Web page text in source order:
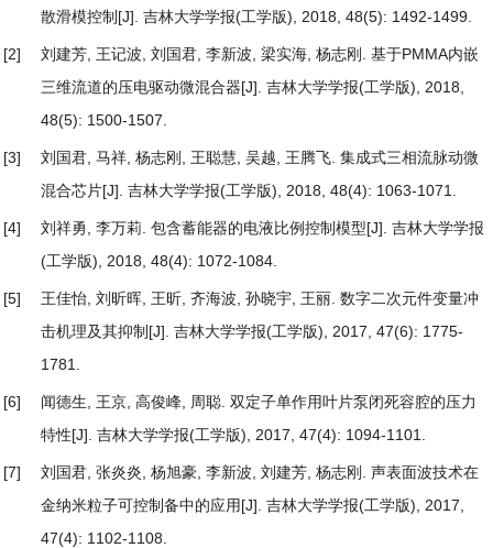
散滑模控制 [J]. 吉林大学学报(工学版), 2018, 48(5): 1492-1499.
[2] 刘建芳, 王记波, 刘国君, 李新波, 梁实海, 杨志刚. 基于PMMA内嵌
三维流道的压电驱动微混合器[J]. 吉林大学学报(工学版), 2018,
48(5): 1500-1507.
[3] 刘国君, 马祥, 杨志刚, 王聪慧, 吴越, 王腾飞. 集成式三相流脉动微
混合芯片[J]. 吉林大学学报(工学版), 2018, 48(4): 1063-1071.
[4] 刘祥勇, 李万莉. 包含蓄能器的电液比例控制模型[J]. 吉林大学学报
(工学版), 2018, 48(4): 1072-1084.
[5] 王佳怡, 刘昕晖, 王昕, 齐海波, 孙晓宇, 王丽. 数字二次元件变量冲
击机理及其抑制 [J]. 吉林大学学报(工学版), 2017, 47(6): 1775-
1781.
[6] 闻德生, 王京, 高俊峰, 周聪. 双定子单作用叶片泵闭死容腔的压力
特性[J]. 吉林大学学报(工学版), 2017, 47(4): 1094-1101.
[7] 刘国君, 张炎炎, 杨旭豪, 李新波, 刘建芳, 杨志刚. 声表面波技术在
金纳米粒子可控制备中的应用[J]. 吉林大学学报(工学版), 2017,
47(4): 1102-1108.